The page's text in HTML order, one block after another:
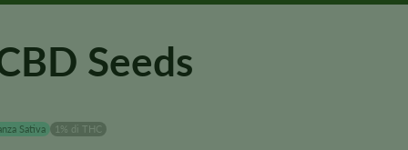
Seeds
Sativa 1% di THC